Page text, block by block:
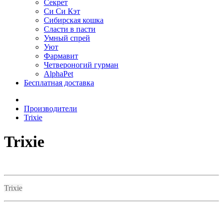
Секрет
Си Си Кэт
Сибирская кошка
Сласти в пасти
Умный спрей
Уют
Фармавит
Четвероногий гурман
AlphaPet
Бесплатная доставка
Производители
Trixie
Trixie
Trixie